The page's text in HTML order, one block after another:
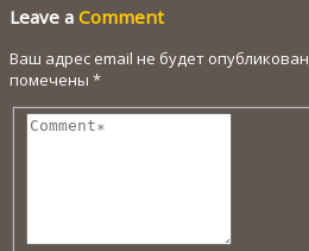
Leave a Comment
Ваш адрес email не будет
помечены *